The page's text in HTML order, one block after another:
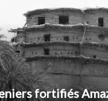
fortifiés